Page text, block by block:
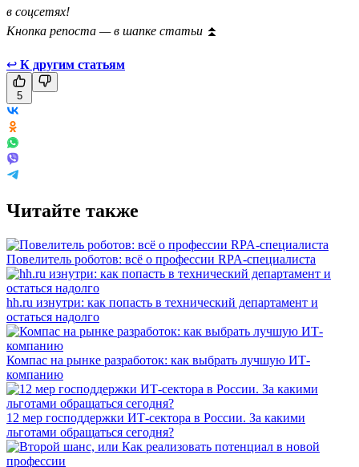
в соцсетях!
Кнопка репоста — в шапке статьи ⏫
↩ К другим статьям
5
Читайте также
Повелитель роботов: всё о профессии RPA-специалиста
hh.ru изнутри: как попасть в технический департамент и
остаться надолго
Компас на рынке разработок: как выбрать лучшую ИТ-
компанию
12 мер господдержки ИТ-сектора в России. За какими
льготами обращаться сегодня?